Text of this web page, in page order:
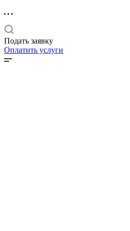
Подать заявку
Оплатить услуги